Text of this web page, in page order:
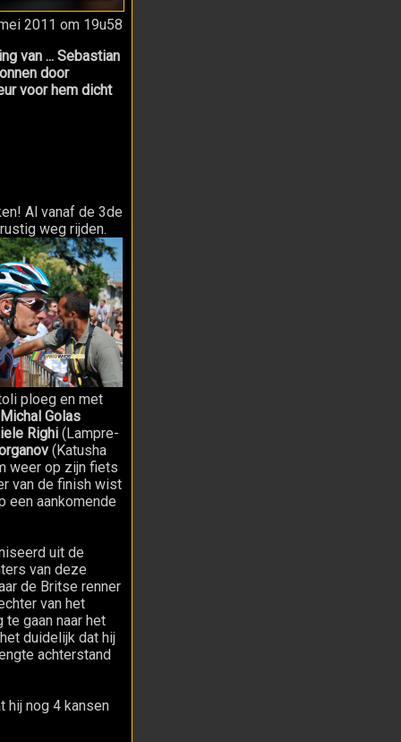
2011 om 19u58
van ... Sebastian
door
voor hem dicht
Al vanaf de 3de
weg rijden.
ploeg en met
Michal Golas
Righi (Lampre-
(Katusha
weer op zijn fiets
van de finish wist
een aankomende
uit de
van deze
de Britse renner
van het
gaan naar het
duidelijk dat hij
achterstand
hij nog 4 kansen